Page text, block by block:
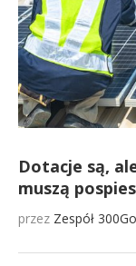
Dotacje są,
muszą
przez Zespół